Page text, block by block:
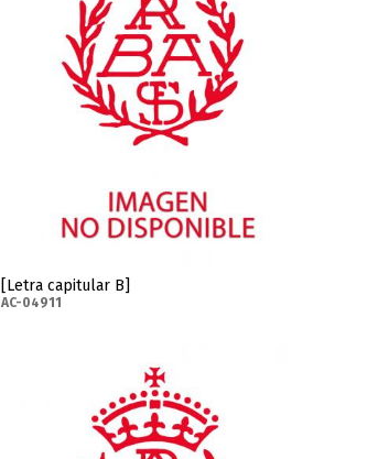
[Letra capitular B]
AC-04911